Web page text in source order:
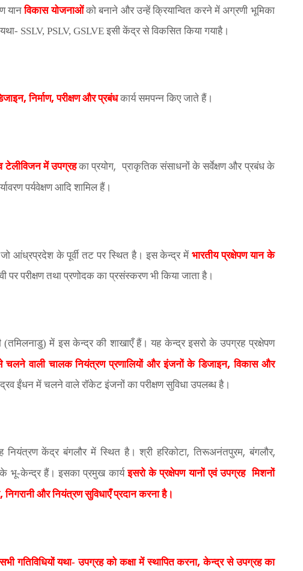
यानविकास योजनाओंको बनाने और उन्हें क्रियान्वित करने में अग्रणी भूमिका
SSLV, PSLV, GSLVE इसी केंद्र से विकसित किया गयाहै।
,निर्माण,परीक्षण और प्रबंधकार्य समपन्न किए जाते हैं।
टेलीविजन में उपग्रहका प्रयोग, प्राकृतिक संसाधनों के सर्वेक्षण और प्रबंध के
पर्यवेक्षण आदि शामिल हैं।
जो आंध्रप्रदेश के पूर्वी तट पर स्थित है। इस केन्द्र मेंभारतीय प्रक्षेपण यान के
पर परीक्षण तथा प्रणोदक का प्रसंस्करण भी किया जाता है।
(तमिलनाडु) में इस केन्द्र की शाखाएँ हैं। यह केन्द्र इसरो के उपग्रह प्रक्षेपण
चलने वाली चालक नियंत्रण प्रणालियों और इंजनों के डिजाइन,विकास और
द्रव ईंधन में चलने वाले रॉकेट इंजनों का परीक्षण सुविधा उपलब्ध है।
केंद्र बंगलौर में स्थित है। श्री हरिकोटा, तिरूअनंतपुरम, बंगलौर,
भू-केन्द्र हैं। इसका प्रमुख कार्यइसरो के प्रक्षेपण यानों एवं उपग्रह मिशनों
,निगरानी और नियंत्रण सुविधाएँ प्रदान करना है।
गतिविधियों यथा- उपग्रह को कक्षा में स्थापित करना,केन्द्र से उपग्रह का